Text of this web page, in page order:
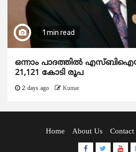
1 min read
ഒന്നാം പാദത്തിൽ
21,121 കോടി രൂപ
2 days ago Kumar
Home About Us
Facebook
Twitter